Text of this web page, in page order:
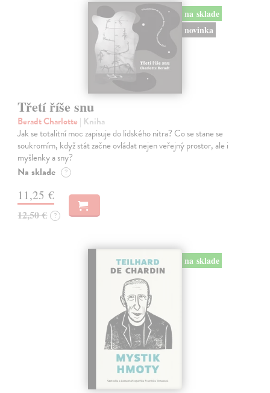
na sklade
novinka
Třetí říše snu
Beradt Charlotte | Kniha
Jak se totalitní moc zapisuje do lidského nitra? Co se stane se
soukromím, když stát začne ovládat nejen veřejný prostor, ale i
myšlenky a sny?
Na sklade ?
11,25 €
12,50 € ?
na sklade